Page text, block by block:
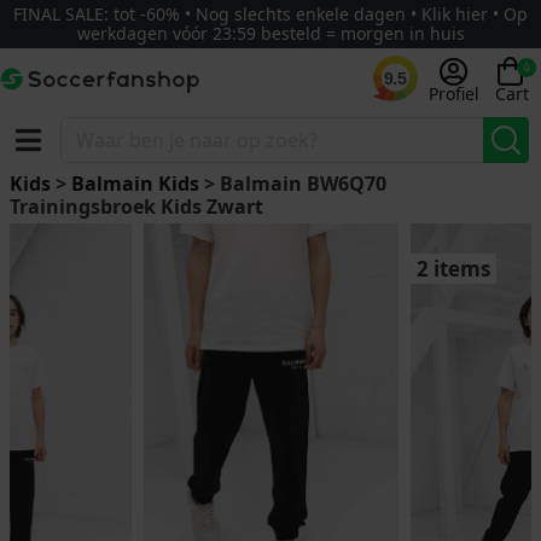
FINAL SALE: tot -60% • Nog slechts enkele dagen • Klik hier • Op
werkdagen vóór 23:59 besteld = morgen in huis
9.5
Profiel
0
Cart
Kids > Balmain Kids > Balmain BW6Q70
Trainingsbroek Kids Zwart
2 items